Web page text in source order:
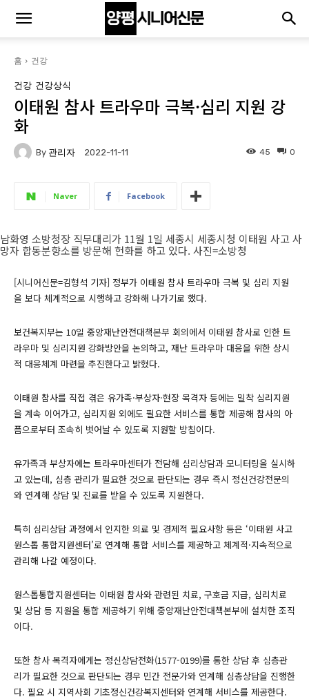
홈 건강
건강 건강상식
이태원 참사 트라우마 극복·심리 지원 강
화
By 관리자 2022-11-11 0
45
Naver Facebook
남화영 소방청장 직무대리가 11월 1일 세종시 세종시청 이태원 사고 사
망자 합동분향소를 방문해 헌화를 하고 있다. 사진=소방청
[시니어신문=김형석 기자] 정부가 이태원 참사 트라우마 극복 및 심리 지원
을 보다 체계적으로 시행하고 강화해 나가기로 했다.
보건복지부는 10일 중앙재난안전대책본부 회의에서 이태원 참사로 인한 트
라우마 및 심리지원 강화방안을 논의하고, 재난 트라우마 대응을 위한 상시
적 대응체계 마련을 추진한다고 밝혔다.
이태원 참사를 직접 겪은 유가족·부상자·현장 목격자 등에는 밀착 심리지원
을 계속 이어가고, 심리지원 외에도 필요한 서비스를 통합 제공해 참사의 아
픔으로부터 조속히 벗어날 수 있도록 지원할 방침이다.
유가족과 부상자에는 트라우마센터가 전담해 심리상담과 모니터링을 실시하
고 있는데, 심층 관리가 필요한 것으로 판단되는 경우 즉시 정신건강전문의
와 연계해 상담 및 진료를 받을 수 있도록 지원한다.
특히 심리상담 과정에서 인지한 의료 및 경제적 필요사항 등은 ‘이태원 사고
원스톱 통합지원센터’로 연계해 통합 서비스를 제공하고 체계적·지속적으로
관리해 나갈 예정이다.
원스톱통합지원센터는 이태원 참사와 관련된 치료, 구호금 지급, 심리치료
및 상담 등 지원을 통합 제공하기 위해 중앙재난안전대책본부에 설치한 조직
이다.
또한 참사 목격자에게는 정신상담전화(1577-0199)를 통한 상담 후 심층관
리가 필요한 것으로 판단되는 경우 민간 전문가와 연계해 심층상담을 진행한
다. 필요 시 지역사회 기초정신건강복지센터와 연계해 서비스를 제공한다.